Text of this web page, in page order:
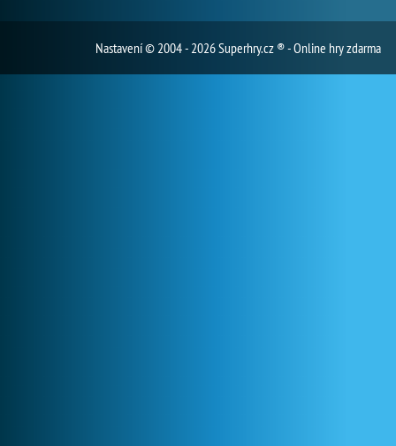
Nastavení© 2004 - 2026 Superhry.cz ® - Online hry zdarma